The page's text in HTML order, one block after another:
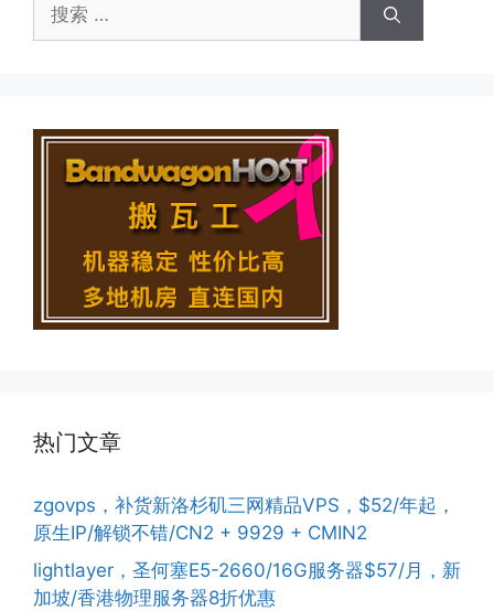
索：
热门文章
zgovps，补货新洛杉矶三网精品VPS，$52/年起，
原生IP/解锁不错/CN2 + 9929 + CMIN2
lightlayer，圣何塞E5-2660/16G服务器$57/月，新
加坡/香港物理服务器8折优惠